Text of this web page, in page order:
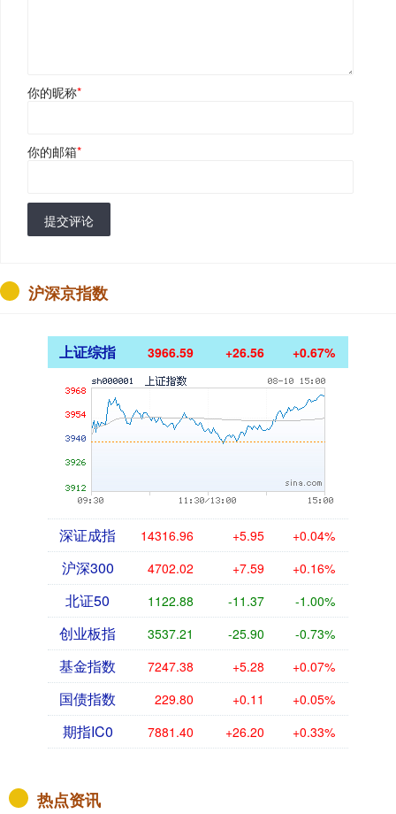
你的昵称*
你的邮箱*
提交评论
沪深京指数
上证综指 3966.59 +26.56 +0.67%
深证成指 14316.96 +5.95 +0.04%
沪深300 4702.02 +7.59 +0.16%
北证50 1122.88 -11.37 -1.00%
创业板指 3537.21 -25.90 -0.73%
基金指数 7247.38 +5.28 +0.07%
国债指数 229.80 +0.11 +0.05%
期指IC0 7881.40 +26.20 +0.33%
热点资讯